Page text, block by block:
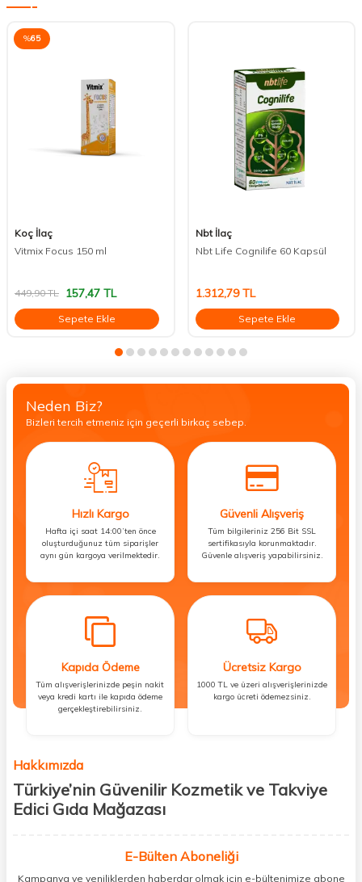
%65
Koç İlaç
Vitmix Focus 150 ml
449,90TL 157,47 TL
Sepete Ekle
Nbt İlaç
Nbt Life Cognilife 60 Kapsül
1.312,79TL
Sepete Ekle
Neden Biz?
Bizleri tercih etmeniz için geçerli birkaç sebep.
Hızlı Kargo
Hafta içi saat 14:00’ten önce
oluşturduğunuz tüm siparişler
aynı gün kargoya verilmektedir.
Güvenli Alışveriş
Tüm bilgileriniz 256 Bit SSL
sertifikasıyla korunmaktadır.
Güvenle alışveriş yapabilirsiniz.
Kapıda Ödeme
Tüm alışverişlerinizde peşin nakit
veya kredi kartı ile kapıda ödeme
gerçekleştirebilirsiniz.
Ücretsiz Kargo
1000 TL ve üzeri alışverişlerinizde
kargo ücreti ödemezsiniz.
Hakkımızda
Türkiye’nin Güvenilir Kozmetik ve Takviye
Edici Gıda Mağazası
kişisel bakım hem de takviye edici gıda ürünlerini sizlerle
buluşturuyoruz. Artık mağaza mağaza dolaşmanıza gerek yok;
E-Bülten Aboneliği
Kampanya ve yeniliklerden haberdar olmak için e-bültenimize abone